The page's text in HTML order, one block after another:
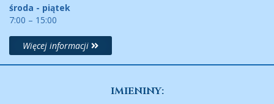
środa - piątek
7:00 – 15:00
Więcej informacji
IMIENINY: